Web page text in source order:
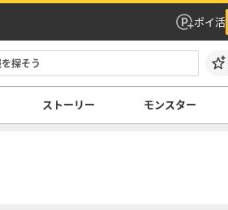
ポイ活
ストーリー モンスター